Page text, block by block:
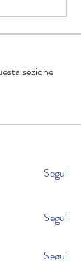
sezione
Segui
Segui
Segui